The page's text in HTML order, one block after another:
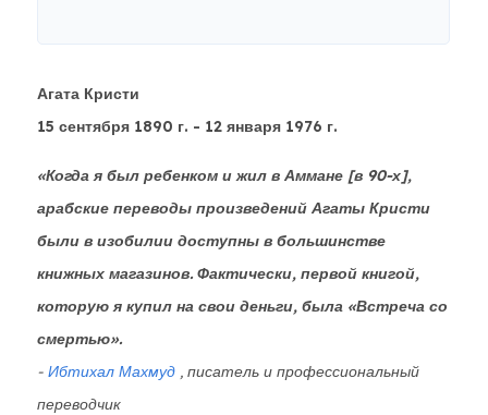
Агата Кристи
15 сентября 1890 г. - 12 января 1976 г.
«Когда я был ребенком и жил в Аммане [в 90-х],
арабские переводы произведений Агаты Кристи
были в изобилии доступны в большинстве
книжных магазинов. Фактически, первой книгой,
которую я купил на свои деньги, была «Встреча со
смертью».
- Ибтихал Махмуд , писатель и профессиональный
переводчик